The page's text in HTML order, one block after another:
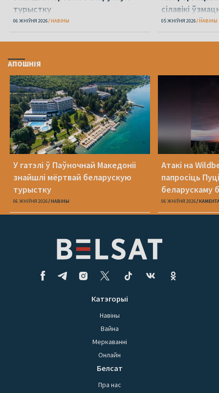
турыстку
06 ЖНІЎНЯ 2026 НАВІНЫ
сілавікі
беларусаў
05 ЖНІЎНЯ 2026 НАВІНЫ
АПОШНІЯ
У гатэлі ў Паўночнай Македоніі
знайшлі мёртвай беларускую
турыстку
06 ЖНІЎНЯ 2026 НАВІНЫ
Атакі на
папросіць
беларускаму
06 ЖНІЎНЯ 2026
Катэгорыі
Навіны
Вайна
Меркаванні
Онлайн
Белсат
Пра нас